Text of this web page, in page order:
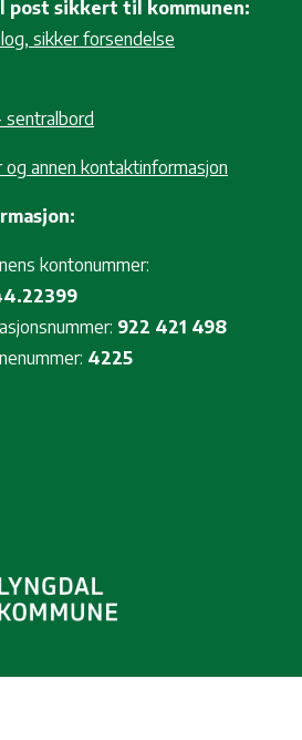
post sikkert til kommunen:
sikker forsendelse
annen kontaktinformasjon
kontonummer:
922 421 498
4225